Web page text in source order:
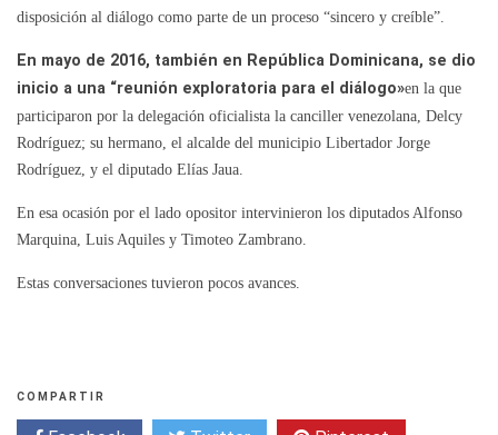
disposición al diálogo como parte de un proceso “sincero y creíble”.
En mayo de 2016, también en República Dominicana, se dio
inicio a una “reunión exploratoria para el diálogo»en la que
participaron por la delegación oficialista la canciller venezolana, Delcy
Rodríguez; su hermano, el alcalde del municipio Libertador Jorge
Rodríguez, y el diputado Elías Jaua.
En esa ocasión por el lado opositor intervinieron los diputados Alfonso
Marquina, Luis Aquiles y Timoteo Zambrano.
Estas conversaciones tuvieron pocos avances.
COMPARTIR